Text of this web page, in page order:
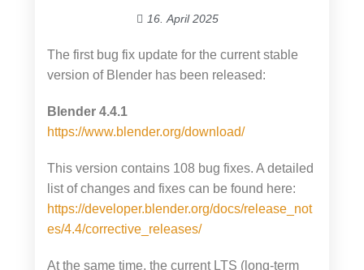
16. April 2025
The first bug fix update for the current stable
version of Blender has been released:
Blender 4.4.1
https://www.blender.org/download/
This version contains 108 bug fixes. A detailed
list of changes and fixes can be found here:
https://developer.blender.org/docs/release_not
es/4.4/corrective_releases/
At the same time, the current LTS (long-term